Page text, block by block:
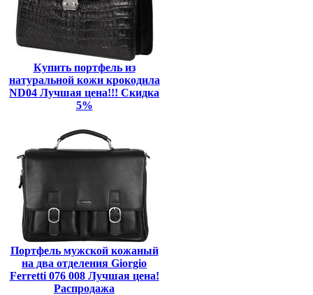
Купить портфель из
натуральной кожи крокодила
ND04 Лучшая цена!!! Скидка
5%
Портфель мужской кожаный
на два отделения Giorgio
Ferretti 076 008 Лучшая цена!
Распродажа